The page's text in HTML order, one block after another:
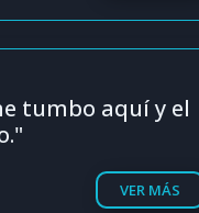
tumbo aquí y el
VER MÁS